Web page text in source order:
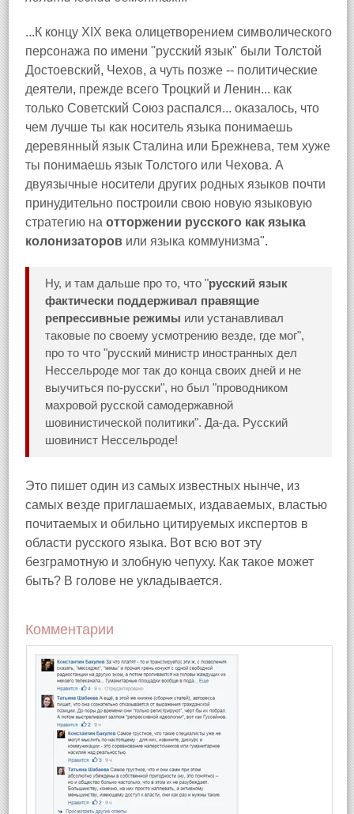
...К концу XIX века олицетворением символического
персонажа по имени "русский язык" были Толстой
Достоевский, Чехов, а чуть позже -- политические
деятели, прежде всего Троцкий и Ленин... как
только Советский Союз распался... оказалось, что
чем лучше ты как носитель языка понимаешь
деревянный язык Сталина или Брежнева, тем хуже
ты понимаешь язык Толстого или Чехова. А
двуязычные носители других родных языков почти
принудительно построили свою новую языковую
стратегию на отторжении русского как языка
колонизаторов или языка коммунизма".
Ну, и там дальше про то, что "русский язык
фактически поддерживал правящие
репрессивные режимы или устанавливал
таковые по своему усмотрению везде, где мог",
про то что "русский министр иностранных дел
Нессельроде мог так до конца своих дней и не
выучиться по-русски", но был "проводником
махровой русской самодержавной
шовинистической политики". Да-да. Русский
шовинист Нессельроде!
Это пишет один из самых известных нынче, из
самых везде приглашаемых, издаваемых, властью
почитаемых и обильно цитируемых икспертов в
области русского языка. Вот всю вот эту
безграмотную и злобную чепуху. Как такое может
быть? В голове не укладывается.
Комментарии